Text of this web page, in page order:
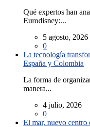
Qué expertos han
Eurodisney:...
5 agosto, 2026
0
La tecnología
España y Colombia
La forma de
manera...
4 julio, 2026
0
El mar, nuevo centro